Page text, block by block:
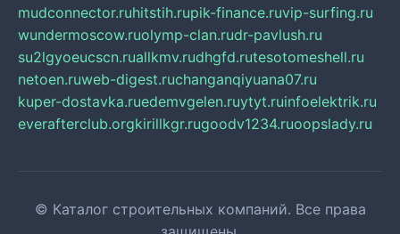
mudconnector.ruhitstih.rupik-finance.ruvip-surfing.ru
wundermoscow.ruolymp-clan.rudr-pavlush.ru
su2lgyoeucscn.ruallkmv.rudhgfd.rutesotomeshell.ru
netoen.ruweb-digest.ruchanganqiyuana07.ru
kuper-dostavka.ruedemvgelen.ruytyt.ruinfoelektrik.ru
everafterclub.orgkirillkgr.rugoodv1234.ruoopslady.ru
© Каталог строительных компаний. Все права